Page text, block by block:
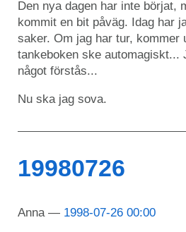
Den nya dagen har inte börjat,
kommit en bit påväg. Idag har
saker. Om jag har tur, kommer
tankeboken ske automagiskt...
något förstås...
Nu ska jag sova.
19980726
Anna 1998-07-26 00:00